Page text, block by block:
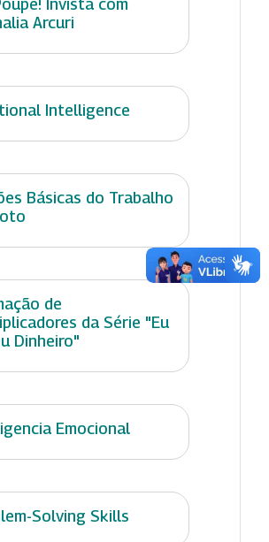
Invista com
Arcuri
Intelligence
Básicas do Trabalho
de
da Série "Eu
Dinheiro"
Emocional
Solving Skills